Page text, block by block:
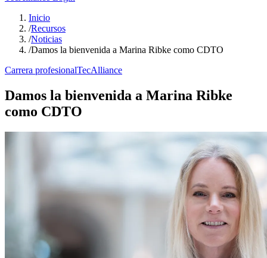
Inicio
/Recursos
/Noticias
/Damos la bienvenida a Marina Ribke como CDTO
Carrera profesionalTecAlliance
Damos la bienvenida a Marina Ribke
como CDTO